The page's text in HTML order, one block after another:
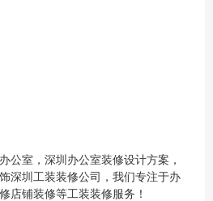
公室，深圳办公室装修设计方案，
深圳工装装修公司，我们专注于办
店铺装修等工装装修服务！